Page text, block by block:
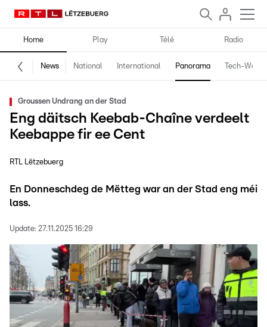
Home Play Télé Radio
News National International Panorama Tech-World
Groussen Undrang an der Stad
Eng däitsch Keebab-Chaîne verdeelt
Keebappe fir ee Cent
RTL Lëtzebuerg
En Donneschdeg de Mëtteg war an der Stad eng méi
lass.
Update: 27.11.2025 16:29